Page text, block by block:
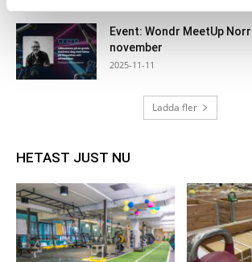
Event: Wondr MeetUp
november
2025-11-11
Ladda fler
HETAST JUST NU